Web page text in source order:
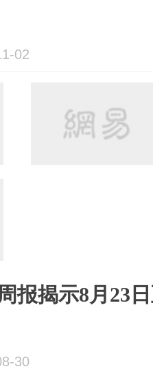
02
报揭示8月23
30